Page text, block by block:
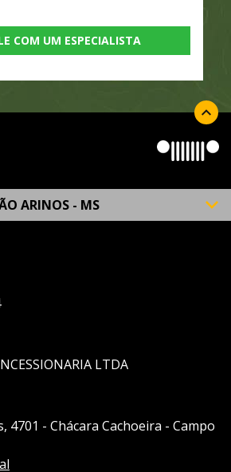
COM UM ESPECIALISTA
ARINOS - MS
LTDA
4701 - Chácara Cachoeira - Campo